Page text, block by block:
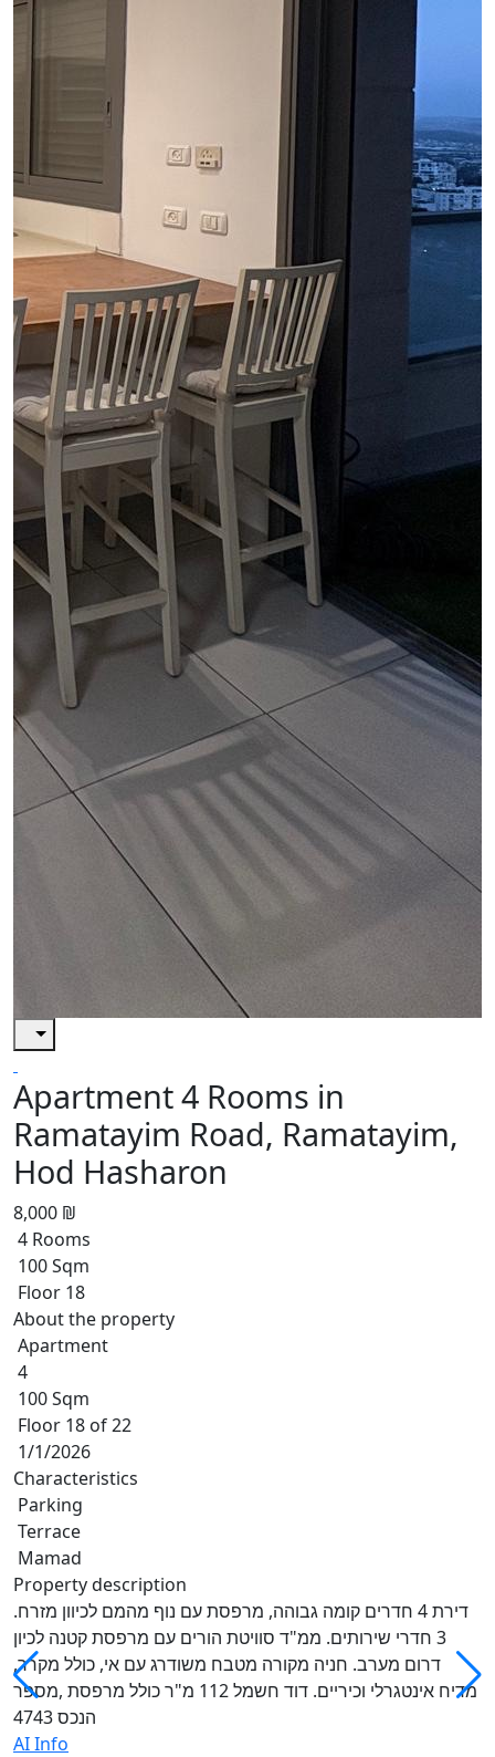
Apartment 4 Rooms in
Ramatayim Road, Ramatayim,
Hod Hasharon
8,000 ₪
4 Rooms
100 Sqm
Floor 18
About the property
Apartment
4
100 Sqm
Floor 18 of 22
1/1/2026
Characteristics
Parking
Terrace
Mamad
Property description
דירת 4 חדרים קומה גבוהה, מרפסת עם נוף מהמם לכיוון מזרח.
3 חדרי שירותים. ממ"ד סוויטת הורים עם מרפסת קטנה לכיון
דרום מערב. חניה מקורה מטבח משודרג עם אי, כולל מקרר,
מדיח אינטגרלי וכיריים. דוד חשמל 112 מ"ר כולל מרפסת ,מספר
הנכס 4743
AI Info